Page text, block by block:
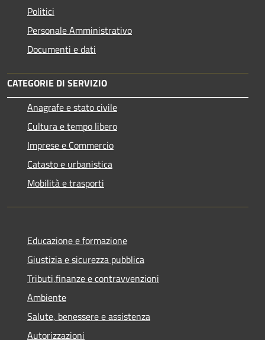
Politici
Personale Amministrativo
Documenti e dati
CATEGORIE DI SERVIZIO
Anagrafe e stato civile
Cultura e tempo libero
Imprese e Commercio
Catasto e urbanistica
Mobilità e trasporti
Educazione e formazione
Giustizia e sicurezza pubblica
Tributi,finanze e contravvenzioni
Ambiente
Salute, benessere e assistenza
Autorizzazioni